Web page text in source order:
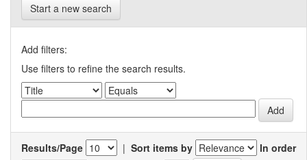
Start a new search
Add filters:
Use filters to refine the search results.
Results/Page | Sort items by
In order